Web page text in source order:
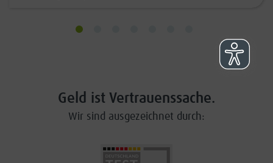
Geld ist Vertrauenssache.
Wir sind ausgezeichnet durch: